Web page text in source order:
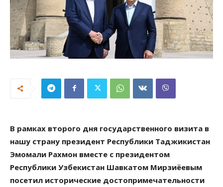
В рамках второго дня государственного визита в
нашу страну президент Республики Таджикистан
Эмомали Рахмон вместе с президентом
Республики Узбекистан Шавкатом Мирзиёевым
посетил исторические достопримечательности